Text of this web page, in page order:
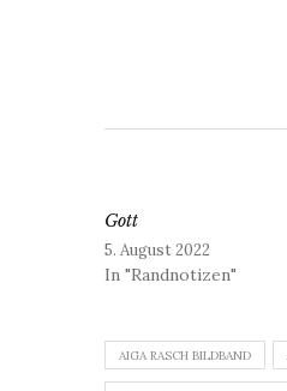
Gott
5. August 2022
In "Randnotizen"
AIGA RASCH BILDBAND